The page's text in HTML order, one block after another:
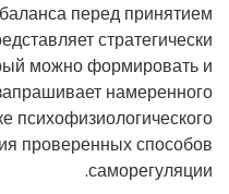
перед принятием
стратегически
можно формировать и
намеренного
психофизиологического
проверенных способов
саморегуляции.